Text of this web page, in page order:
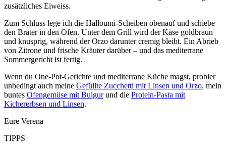
zusätzliches Eiweiss.
Zum Schluss lege ich die Halloumi-Scheiben obenauf und schiebe
den Bräter in den Ofen. Unter dem Grill wird der Käse goldbraun
und knusprig, während der Orzo darunter cremig bleibt. Ein Abrieb
von Zitrone und frische Kräuter darüber – und das mediterrane
Sommergericht ist fertig.
Wenn du One-Pot-Gerichte und mediterrane Küche magst, probier
unbedingt auch meine Gefüllte Zucchetti mit Linsen und Orzo, mein
buntes Ofengemüse mit Bulgurund die Protein-Pasta mit
Kichererbsen und Linsen.
Eure Verena
TIPPS